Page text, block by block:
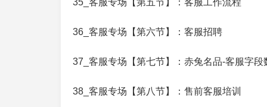
35_客服专场【第五节】：客服工作流程
36_客服专场【第六节】：客服招聘
37_客服专场【第七节】：赤兔名品-客服字段
38_客服专场【第八节】：售前客服培训